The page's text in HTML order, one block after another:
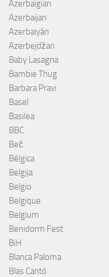
Azerbaigian
Azerbaijan
Azerbaiyán
Azerbejdžan
Baby Lasagna
Bambie Thug
Barbara Pravi
Basel
Basilea
BBC
Beč
Bélgica
Belgija
Belgio
Belgique
Belgium
Benidorm Fest
BiH
Blanca Paloma
Blas Cantó